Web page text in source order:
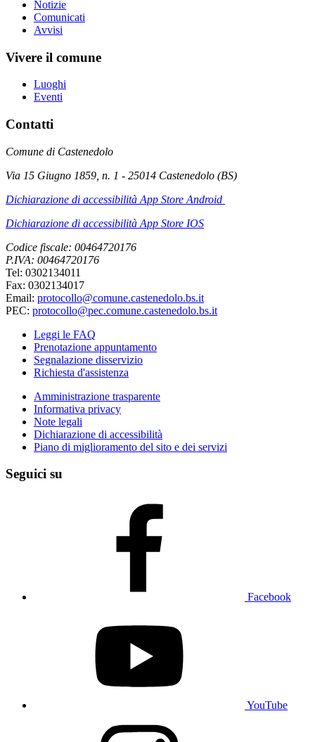
Notizie
Comunicati
Avvisi
Vivere il comune
Luoghi
Eventi
Contatti
Comune di Castenedolo
Via 15 Giugno 1859, n. 1 - 25014 Castenedolo (BS)
Dichiarazione di accessibilità App Store Android
Dichiarazione di accessibilità App Store IOS
Codice fiscale: 00464720176
P.IVA: 00464720176
Tel: 0302134011
Fax: 0302134017
Email: protocollo@comune.castenedolo.bs.it
PEC: protocollo@pec.comune.castenedolo.bs.it
Leggi le FAQ
Prenotazione appuntamento
Segnalazione disservizio
Richiesta d'assistenza
Amministrazione trasparente
Informativa privacy
Note legali
Dichiarazione di accessibilità
Piano di miglioramento del sito e dei servizi
Seguici su
Facebook
YouTube